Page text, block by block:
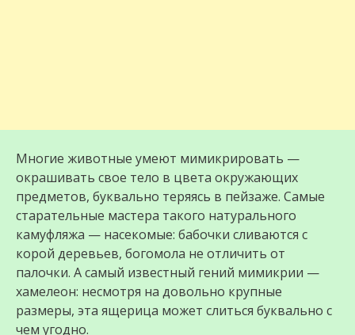
Многие животные умеют мимикрировать —
окрашивать свое тело в цвета окружающих
предметов, буквально теряясь в пейзаже. Самые
старательные мастера такого натурального
камуфляжа — насекомые: бабочки сливаются с
корой деревьев, богомола не отличить от
палочки. А самый известный гений мимикрии —
хамелеон: несмотря на довольно крупные
размеры, эта ящерица может слиться буквально с
чем угодно.